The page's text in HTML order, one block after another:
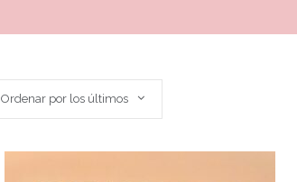
Ordenar por los últimos